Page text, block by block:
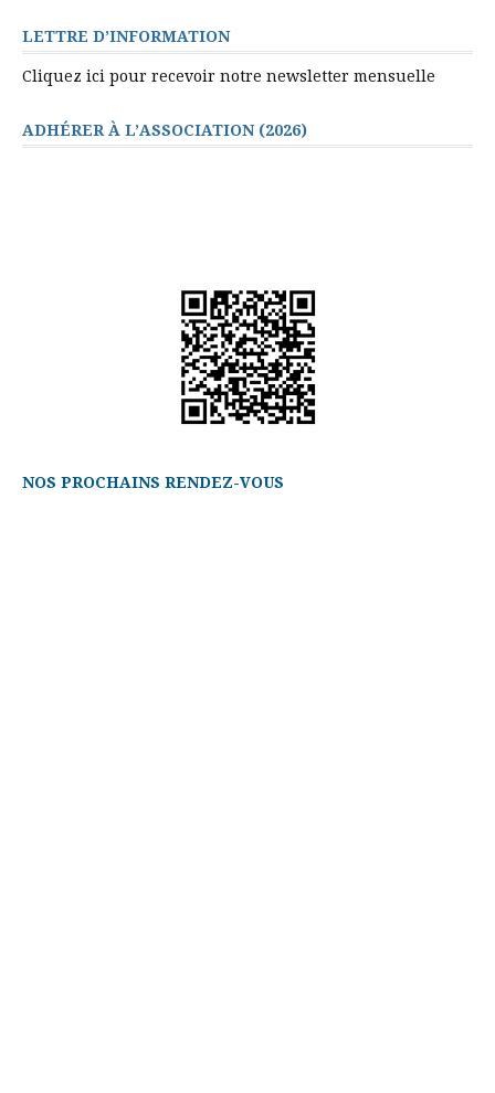
LETTRE D’INFORMATION
Cliquez ici pour recevoir notre newsletter mensuelle
ADHÉRER À L’ASSOCIATION (2026)
NOS PROCHAINS RENDEZ-VOUS